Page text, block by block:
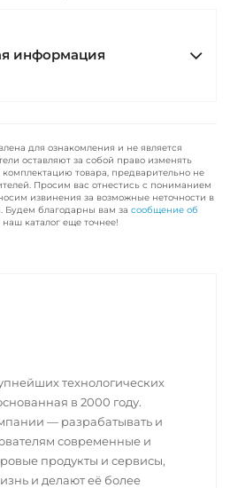
информация
для ознакомления и не является
оставляют за собой право изменять
товара, предварительно не
Просим вас отнестись с пониманием
извинения за возможные неточности в
Будем благодарны вам за сообщение об
каталог еще точнее!
технологических
в 2000 году.
— разрабатывать и
современные и
продукты и сервисы,
и делают её более